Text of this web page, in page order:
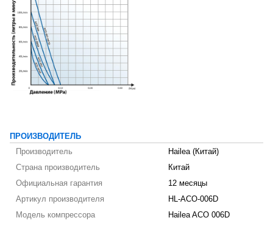
ПРОИЗВОДИТЕЛЬ
Производитель
Hailea (Китай)
Страна производитель
Китай
Официальная гарантия
12 месяцы
Артикул производителя
HL-ACO-006D
Модель компрессора
Hailea ACO 006D